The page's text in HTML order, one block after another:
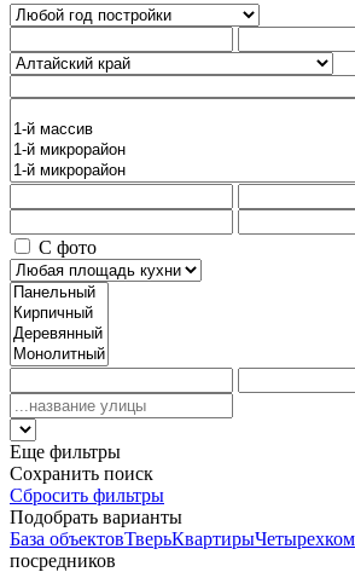
С фото
Еще фильтры
Сохранить поиск
Сбросить фильтры
Подобрать варианты
База объектовТверьКвартиры
посредников